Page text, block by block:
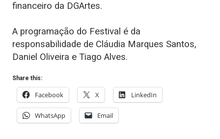
financeiro da DGArtes.
A programação do Festival é da
responsabilidade de Cláudia Marques Santos,
Daniel Oliveira e Tiago Alves.
Share this:
Facebook X LinkedIn
WhatsApp Email